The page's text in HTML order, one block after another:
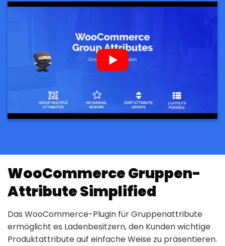
WooCommerce Gruppen-
Attribute Simplified
Das WooCommerce-Plugin für Gruppenattribute
ermöglicht es Ladenbesitzern, den Kunden wichtige
Produktattribute auf einfache Weise zu präsentieren.